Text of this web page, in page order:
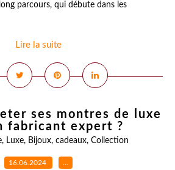
parcours, qui débute dans les
Lire la suite
ses montres de luxe
fabricant expert ?
, Luxe, Bijoux, cadeaux, Collection
16.06.2024 …